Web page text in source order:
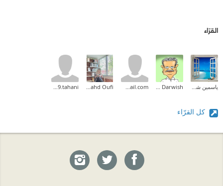
القرّاء
ياسمين شرف Adel Darwish
achouaib.2013@gmail.com
Shahd Oufi
Tahani99.tahani
كل القرّاء